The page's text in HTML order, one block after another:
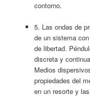
contorno.
5. Las ondas de
de un sistema
de libertad.
discreta y
Medios
propiedades del
en un resorte y